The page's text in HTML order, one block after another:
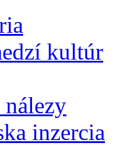
kultúr
nálezy
inzercia